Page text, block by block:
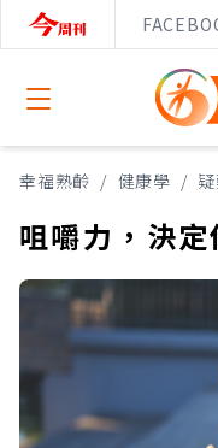
Open menu
幸福熟齡 / 健康學 /
咀嚼力，決